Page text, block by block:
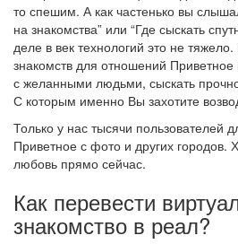
то спешим. А как частенько вы
на знакомства” или “Где сыскать
деле в век технологий это не
знакомств для отношений
с желанными людьми, сыскать
С которым именно Вы захотите
Только у нас тысячи пользователей
Приветное с фото и других городов.
любовь прямо сейчас.
Как перевести
знакомство в реал?